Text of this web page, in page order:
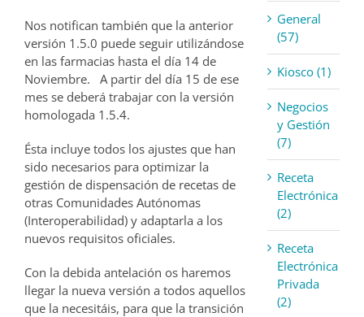
Nos notifican también que la anterior
versión 1.5.0 puede seguir utilizándose
en las farmacias hasta el día 14 de
Noviembre. A partir del día 15 de ese
mes se deberá trabajar con la versión
homologada 1.5.4.
Ésta incluye todos los ajustes que han
sido necesarios para optimizar la
gestión de dispensación de recetas de
otras Comunidades Autónomas
(Interoperabilidad) y adaptarla a los
nuevos requisitos oficiales.
Con la debida antelación os haremos
llegar la nueva versión a todos aquellos
que la necesitáis, para que la transición
General
(57)
Kiosco (1)
Negocios
y Gestión
(7)
Receta
Electrónica
(2)
Receta
Electrónica
Privada
(2)